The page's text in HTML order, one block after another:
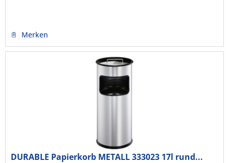
Merken
DURABLE Papierkorb METALL 333023 17l rund...